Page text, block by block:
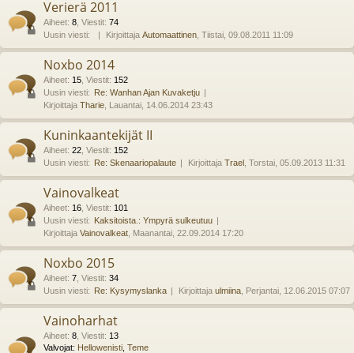
Verierä 2011
Aiheet: 8 Viestit: 74
Uusin viesti:
Kirjoittaja Automaattinen , Tiistai, 09.08.2011 11:09
Noxbo 2014
Aiheet: 15 Viestit: 152
Uusin viesti: Re: Wanhan Ajan Kuvaketju
Kirjoittaja Tharie , Lauantai, 14.06.2014 23:43
Kuninkaantekijät II
Aiheet: 22 Viestit: 152
Uusin viesti: Re: Skenaariopalaute Kirjoittaja Trael , Torstai, 05.09.2013 11:31
Vainovalkeat
Aiheet: 16 Viestit: 101
Uusin viesti: Kaksitoista.: Ympyrä sulkeutuu
Kirjoittaja Vainovalkeat , Maanantai, 22.09.2014 17:20
Noxbo 2015
Aiheet: 7 Viestit: 34
Uusin viesti: Re: Kysymyslanka Kirjoittaja ulmiina , Perjantai, 12.06.2015 07:07
Vainoharhat
Aiheet: 8 Viestit: 13
Valvojat: Hellowenisti Teme